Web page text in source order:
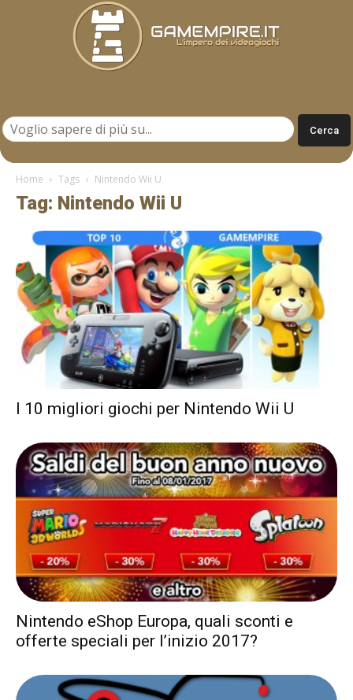
Home Tags Nintendo Wii U
Tag: Nintendo Wii U
I 10 migliori giochi per Nintendo Wii U
Nintendo eShop Europa, quali sconti e
offerte speciali per l’inizio 2017?